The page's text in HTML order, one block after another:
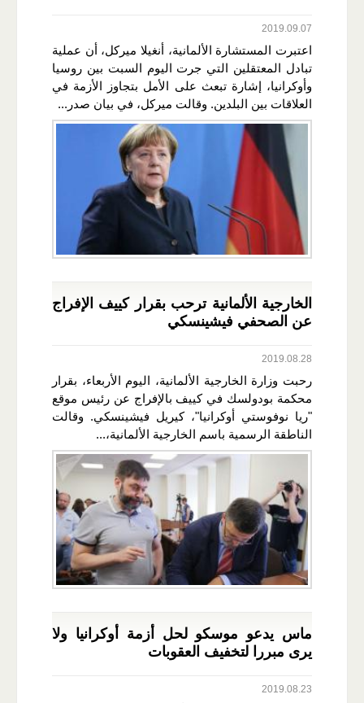
2019.09.07
اعتبرت المستشارة الألمانية، أنغيلا ميركل، أن عملية
تبادل المعتقلين التي جرت اليوم السبت بين روسيا
وأوكرانيا، إشارة تبعث على الأمل بتجاوز الأزمة في
العلاقات بين البلدين. وقالت ميركل، في بيان صدر...
الخارجية الألمانية ترحب بقرار كييف الإفراج
عن الصحفي فيشينسكي
2019.08.28
رحبت وزارة الخارجية الألمانية، اليوم الأربعاء، بقرار
محكمة بودولسك في كييف بالإفراج عن رئيس موقع
"ريا نوفوستي أوكرانيا"، كيريل فيشينسكي. وقالت
الناطقة الرسمية باسم الخارجية الألمانية،...
ماس يدعو موسكو لحل أزمة أوكرانيا ولا
يرى مبررا لتخفيف العقوبات
2019.08.23